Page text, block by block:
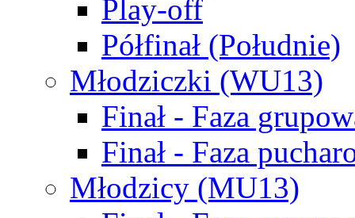
Play-off
Półfinał (Południe)
Młodziczki (WU13)
Finał - Faza
Finał - Faza
Młodzicy (MU13)